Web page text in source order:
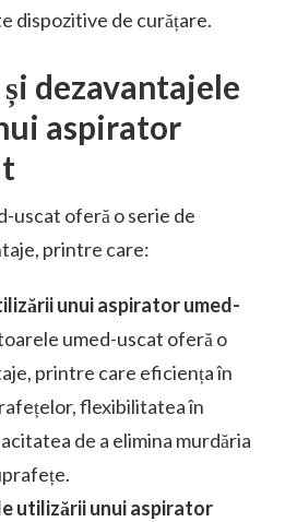
dispozitive de curățare.
dezavantajele
aspirator
uscat oferă o serie de
printre care:
unui aspirator umed-
umed-uscat oferă o
printre care eficiența în
flexibilitatea în
de a elimina murdăria
utilizării unui aspirator